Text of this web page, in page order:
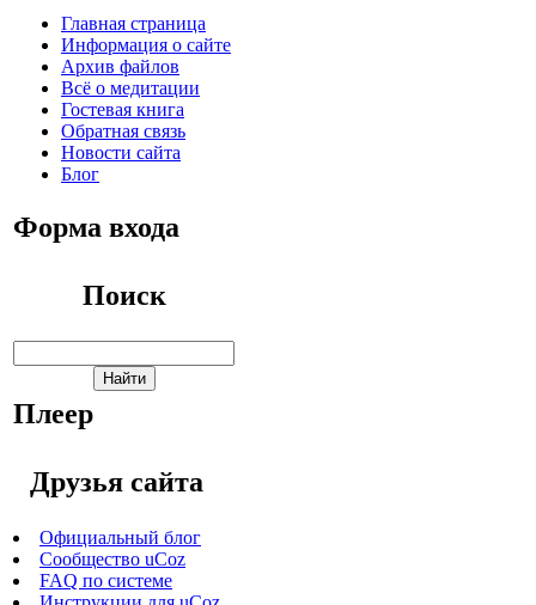
Главная страница
Информация о сайте
Архив файлов
Всё о медитации
Гостевая книга
Обратная связь
Новости сайта
Блог
Форма входа
Поиск
Плеер
Друзья сайта
Официальный блог
Сообщество uCoz
FAQ по системе